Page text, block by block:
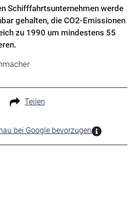
Schifffahrtsunternehmen werde
gehalten, die CO2-Emissionen
zu 1990 um mindestens 55
Teilen
bei Google bevorzugen